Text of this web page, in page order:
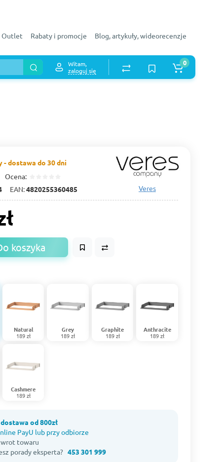
Outlet Rabaty i promocje Blog, artykuły, wideorecenzje
Witam,
zaloguj się
0
- dostawa do 30 dni
Ocena:
EAN:4820255360485 Veres
koszyka
Natural
189 zł
Grey
189 zł
Graphite
189 zł
Anthracite
189 zł
Cashmere
189 zł
od 800zł
PayU lub przy odbiorze
towaru
porady eksperta?453 301 999